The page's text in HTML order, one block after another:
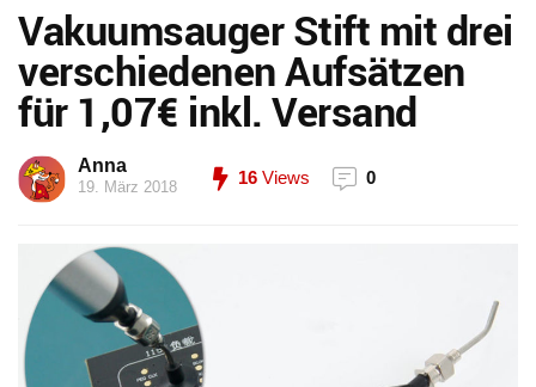
Vakuumsauger Stift mit drei
verschiedenen Aufsätzen
für 1,07€ inkl. Versand
Anna
19. März 2018 16 Views 0